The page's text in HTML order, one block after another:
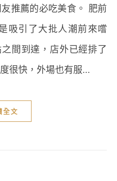
推薦的必吃美食。 肥前
吸引了大批人潮前來嚐
間到達，店外已經排了
很快，外場也有服...
全文